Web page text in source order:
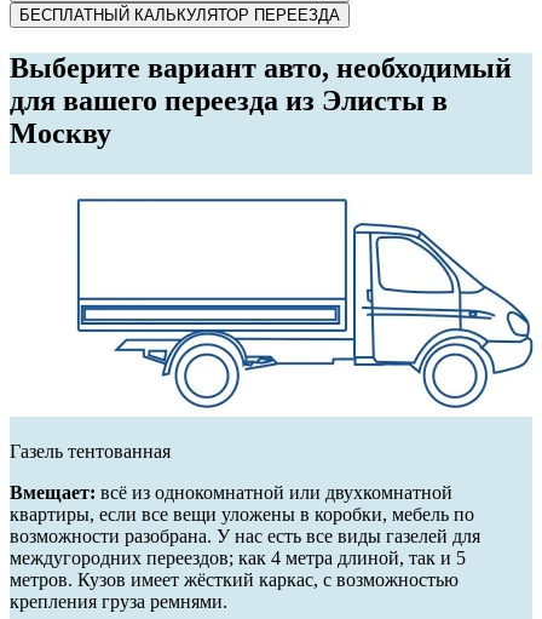
БЕСПЛАТНЫЙ КАЛЬКУЛЯТОР ПЕРЕЕЗДА
Выберите вариант авто, необходимый
для вашего переезда из Элисты в
Москву
Газель тентованная
Вмещает: всё из однокомнатной или двухкомнатной
квартиры, если все вещи уложены в коробки, мебель по
возможности разобрана. У нас есть все виды газелей для
междугородних переездов; как 4 метра длиной, так и 5
метров. Кузов имеет жёсткий каркас, с возможностью
крепления груза ремнями.